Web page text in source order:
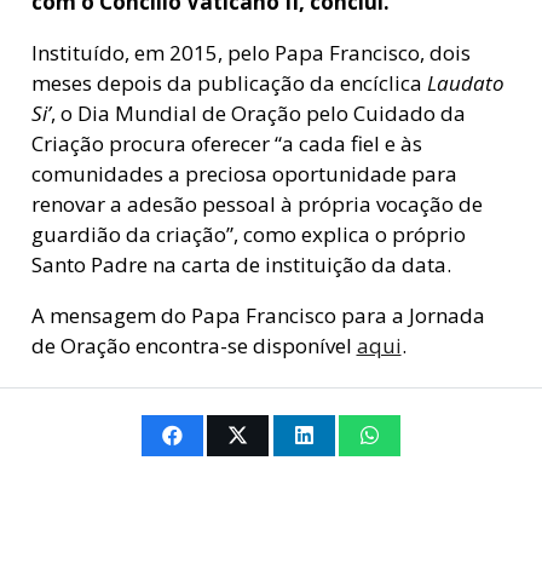
Instituído, em 2015, pelo Papa Francisco, dois
meses depois da publicação da encíclica Laudato
Si’, o Dia Mundial de Oração pelo Cuidado da
Criação procura oferecer “a cada fiel e às
comunidades a preciosa oportunidade para
renovar a adesão pessoal à própria vocação de
guardião da criação”, como explica o próprio
Santo Padre na carta de instituição da data.
A mensagem do Papa Francisco para a Jornada
de Oração encontra-se disponível aqui.